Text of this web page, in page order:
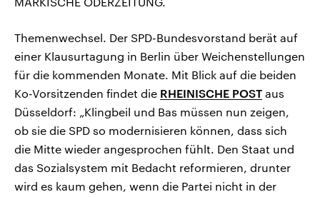
Themenwechsel. Der SPD-Bundesvorstand berät auf
einer Klausurtagung in Berlin über Weichenstellungen
für die kommenden Monate. Mit Blick auf die beiden
Ko-Vorsitzenden findet die RHEINISCHE POST aus
Düsseldorf: „Klingbeil und Bas müssen nun zeigen,
ob sie die SPD so modernisieren können, dass sich
die Mitte wieder angesprochen fühlt. Den Staat und
das Sozialsystem mit Bedacht reformieren, drunter
wird es kaum gehen, wenn die Partei nicht in der